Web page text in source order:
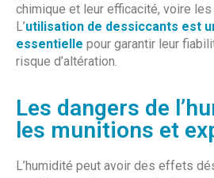
chimique et leur efficacité, voire les
L’utilisation de dessiccants est
essentielle pour garantir leur
risque d’altération.
Les dangers de
les munitions et
L’humidité peut avoir des effets